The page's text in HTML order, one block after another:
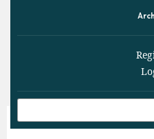
Home / Archives / Vol. 3 No.